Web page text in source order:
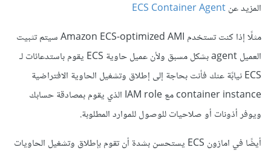
المزيد عنECS Container Agent
مثلًا إذا كنت تستخدم Amazon ECS-optimized AMI سيتم تثبيت
العميل agent بشكل مسبق ولأن عميل حاوية ECS يقوم باستدعائات لـ
ECS نيابًة عنك فأنت بحاجة إلى إطلاق وتشغيل الحاوية الافتراضية
container instance مع IAM role الذي يقوم بمصادقة حسابك
ويوفر أذونات أو صلاحيات للوصول للموارد المطلوبة.
أيضًا في امازون ECS يستحسن بشدة أن تقوم بإطلاق وتشغيل الحاويات